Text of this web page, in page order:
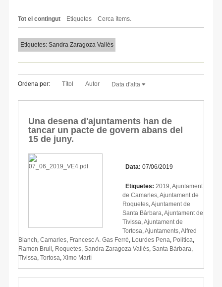
Tot el contingut Etiquetes Cerca ítems.
Etiquetes: Sandra Zaragoza Vallés
Ordena per: Títol Autor Data d'alta
Una desena d'ajuntaments han de
tancar un pacte de govern abans del
15 de juny.
Data: 07/06/2019
Etiquetes: 2019 Ajuntament
de Camarles Ajuntament de
Roquetes Ajuntament de
Santa Bàrbara Ajuntament de
Tivissa Ajuntament de
Tortosa Ajuntaments Alfred
Blanch Camarles Francesc A. Gas Ferré Lourdes Pena Política
Ramon Brull Roquetes Sandra Zaragoza Vallés Santa Bàrbara
Tivissa Tortosa Ximo Martí